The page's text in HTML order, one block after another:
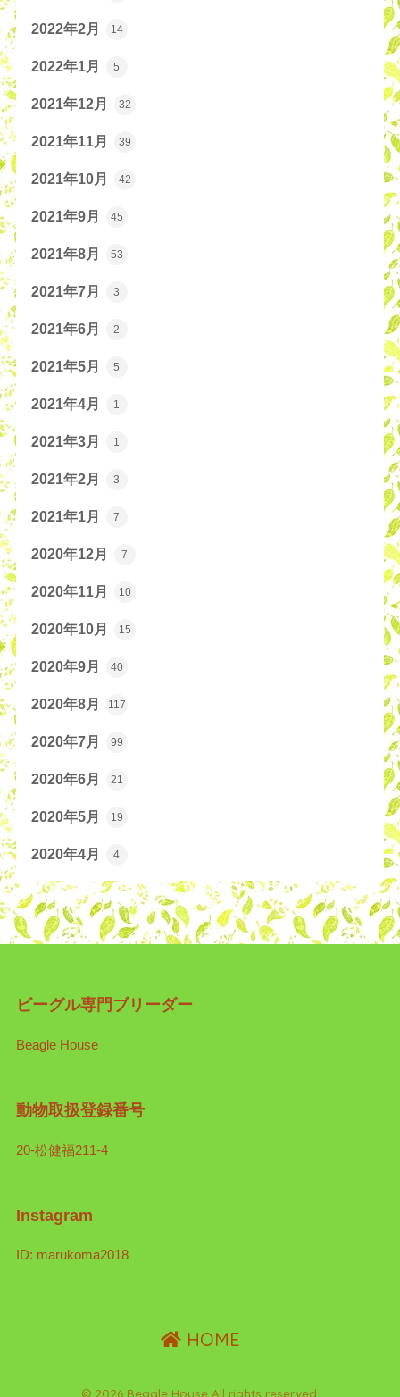
2022年2月 14
2022年1月 5
2021年12月 32
2021年11月 39
2021年10月 42
2021年9月 45
2021年8月 53
2021年7月 3
2021年6月 2
2021年5月 5
2021年4月 1
2021年3月 1
2021年2月 3
2021年1月 7
2020年12月 7
2020年11月 10
2020年10月 15
2020年9月 40
2020年8月 117
2020年7月 99
2020年6月 21
2020年5月 19
2020年4月 4
ビーグル専門ブリーダー
Beagle House
動物取扱登録番号
20-松健福211-4
Instagram
ID: marukoma2018
HOME
© 2026 Beagle House All rights reserved.